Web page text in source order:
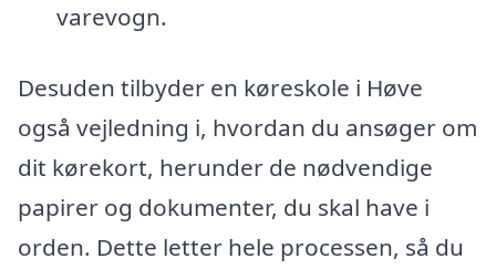
varevogn.
Desuden tilbyder en køreskole i Høve
også vejledning i, hvordan du ansøger om
dit kørekort, herunder de nødvendige
papirer og dokumenter, du skal have i
orden. Dette letter hele processen, så du